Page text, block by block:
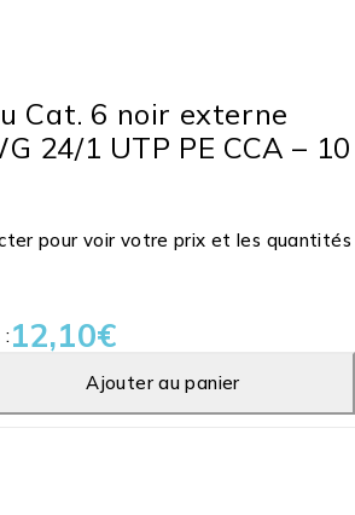
Cat. 6 noir externe
24/1 UTP PE CCA – 10
pour voir votre prix et les quantités
:12,10€
Ajouter au panier